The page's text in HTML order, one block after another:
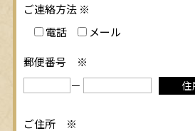
ご連絡方法 ※
電話
メール
郵便番号 ※
－
ご住所 ※